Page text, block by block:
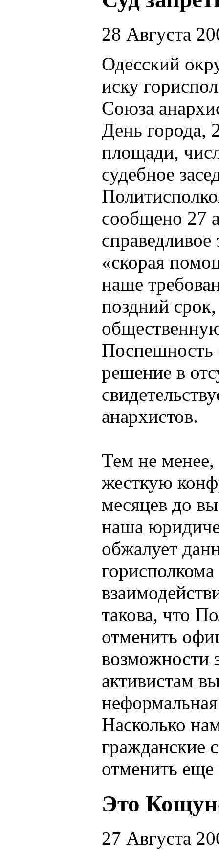
28 Августа
Одесский
иску
Союза
День города,
площади,
судебное
сообщено 27
«скорая
наше
поздний срок,
Поспешность
решение в
анархистов.
Тем не
жесткую
месяцев до
наша
обжалует
такова, что
отменить
возможности
активистам
Насколько
гражданские
отменить еще
Это
27 Августа